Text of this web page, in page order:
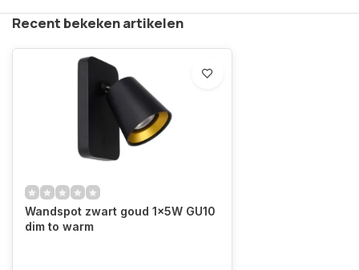
Recent bekeken artikelen
Wandspot zwart goud 1x5W GU10
dim to warm